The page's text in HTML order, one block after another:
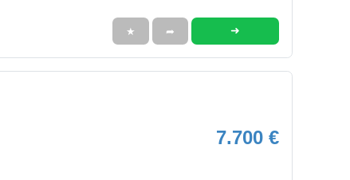
★ ➦ ➜
7.700 €